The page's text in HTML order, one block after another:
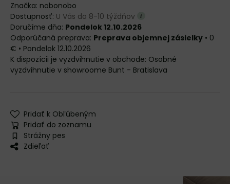
Značka: nobonobo
Dostupnosť: U Vás do 8-10 týždňov
Doručíme dňa: Pondelok 12.10.2026
Preprava objemnej zásielky • 0
€ • Pondelok 12.10.2026
Osobné
vyzdvihnutie v showroome Bunt - Bratislava
Pridať k Obľúbeným
Pridať do zoznamu
Strážny pes
Zdieľať